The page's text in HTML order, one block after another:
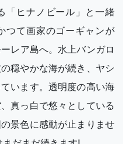
「ヒナノビール」と一緒
つて画家のゴーギャンが
レア島へ。水上バンガロ
穏やかな海が続き、ヤシ
います。透明度の高い海
真っ白で悠々としている
景色に感動が止まりませ